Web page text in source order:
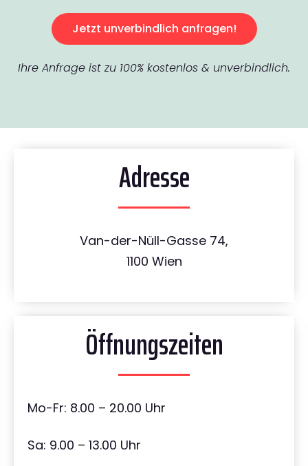
Jetzt unverbindlich anfragen!
Ihre Anfrage ist zu 100% kostenlos & unverbindlich.
Adresse
Van-der-Nüll-Gasse 74,
1100 Wien
Öffnungszeiten
Mo-Fr: 8.00 – 20.00 Uhr
Sa: 9.00 – 13.00 Uhr